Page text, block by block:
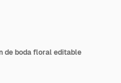
de boda floral editable